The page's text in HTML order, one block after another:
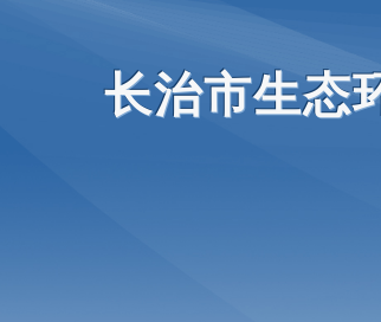
长治市生态